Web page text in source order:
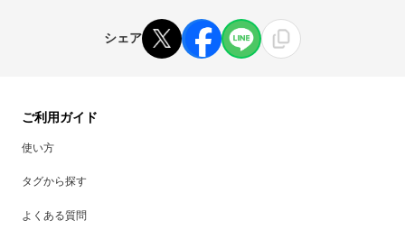
シェア
ご利用ガイド
使い方
タグから探す
よくある質問